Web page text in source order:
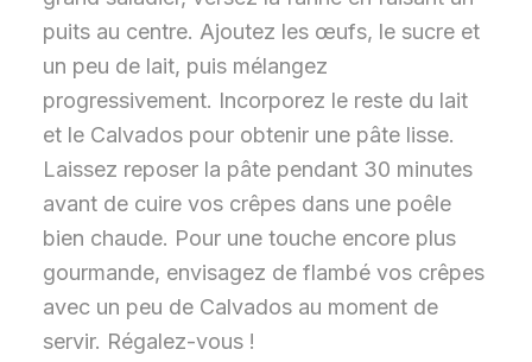
puits au centre. Ajoutez les œufs, le sucre et
un peu de lait, puis mélangez
progressivement. Incorporez le reste du lait
et le Calvados pour obtenir une pâte lisse.
Laissez reposer la pâte pendant 30 minutes
avant de cuire vos crêpes dans une poêle
bien chaude. Pour une touche encore plus
gourmande, envisagez de flambé vos crêpes
avec un peu de Calvados au moment de
servir. Régalez-vous !